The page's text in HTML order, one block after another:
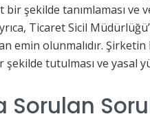
bir şekilde tanımlaması
Ticaret Sicil
emin olunmalıdır.
şekilde tutulması ve yasal
Sorulan